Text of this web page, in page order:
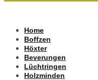
Home
Boffzen
Höxter
Beverungen
Lüchtringen
Holzminden